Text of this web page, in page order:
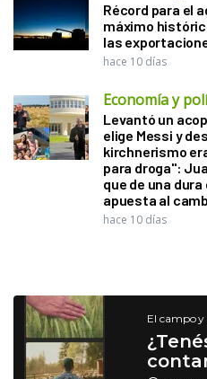
Récord para el
máximo
las
hace 10 días
Economía y
Levantó un
elige Messi y
kirchnerismo
para droga":
que de una
apuesta al
hace 10 días
El campo y